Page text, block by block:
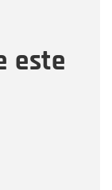
este